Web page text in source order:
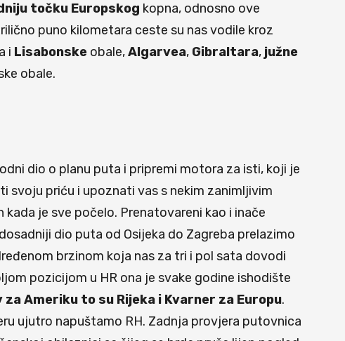
točku Europskog kopna, odnosno ove
puno kilometara ceste su nas vodile kroz
i Lisabonske obale,Algarvea, Gibraltara, južne
obale.
dio o planu puta i pripremi motora za isti, koji je
priću i upoznati vas s nekim zanimljivim
je sve počelo. Prenatovareni kao i inače
dio puta od Osijeka do Zagreba prelazimo
brzinom koja nas za tri i pol sata dovodi
pozicijom u HR ona je svake godine ishodište
Ameriku to su Rijeka i Kvarner za Europu.
ujutro napuštamo RH. Zadnja provjera putovnica